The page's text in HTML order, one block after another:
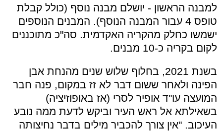
למבנה הראשון - יושלם מבנה נוסף (כולל קבלת
טופס 4 עבור המבנה הנוסף). המבנים הנוספים
ישמשו כחלק מהקריה האקדמית. סה"כ מתוכננים
לקום בקריה כ-10 מבנים.
בשנת 2021, בחלוף שלוש שנים מהנחת אבן
הפינה ולאחר ששום דבר לא זז במקום, פנה חבר
המועצה עו"ד אופיר לסרי (אז באופוזיציה)
בשאילתא אל ראש העיר וביקש לדעת ממה נובע
העיכוב. "אין צורך להכביר מילים בדבר נחיצותה